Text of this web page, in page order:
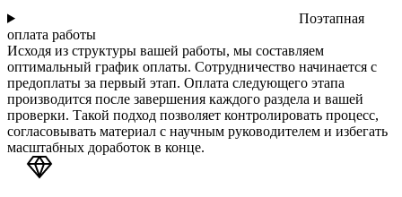
Поэтапная
оплата работы
Исходя из структуры вашей работы, мы составляем
оптимальный график оплаты. Сотрудничество начинается с
предоплаты за первый этап. Оплата следующего этапа
производится после завершения каждого раздела и вашей
проверки. Такой подход позволяет контролировать процесс,
согласовывать материал с научным руководителем и избегать
масштабных доработок в конце.